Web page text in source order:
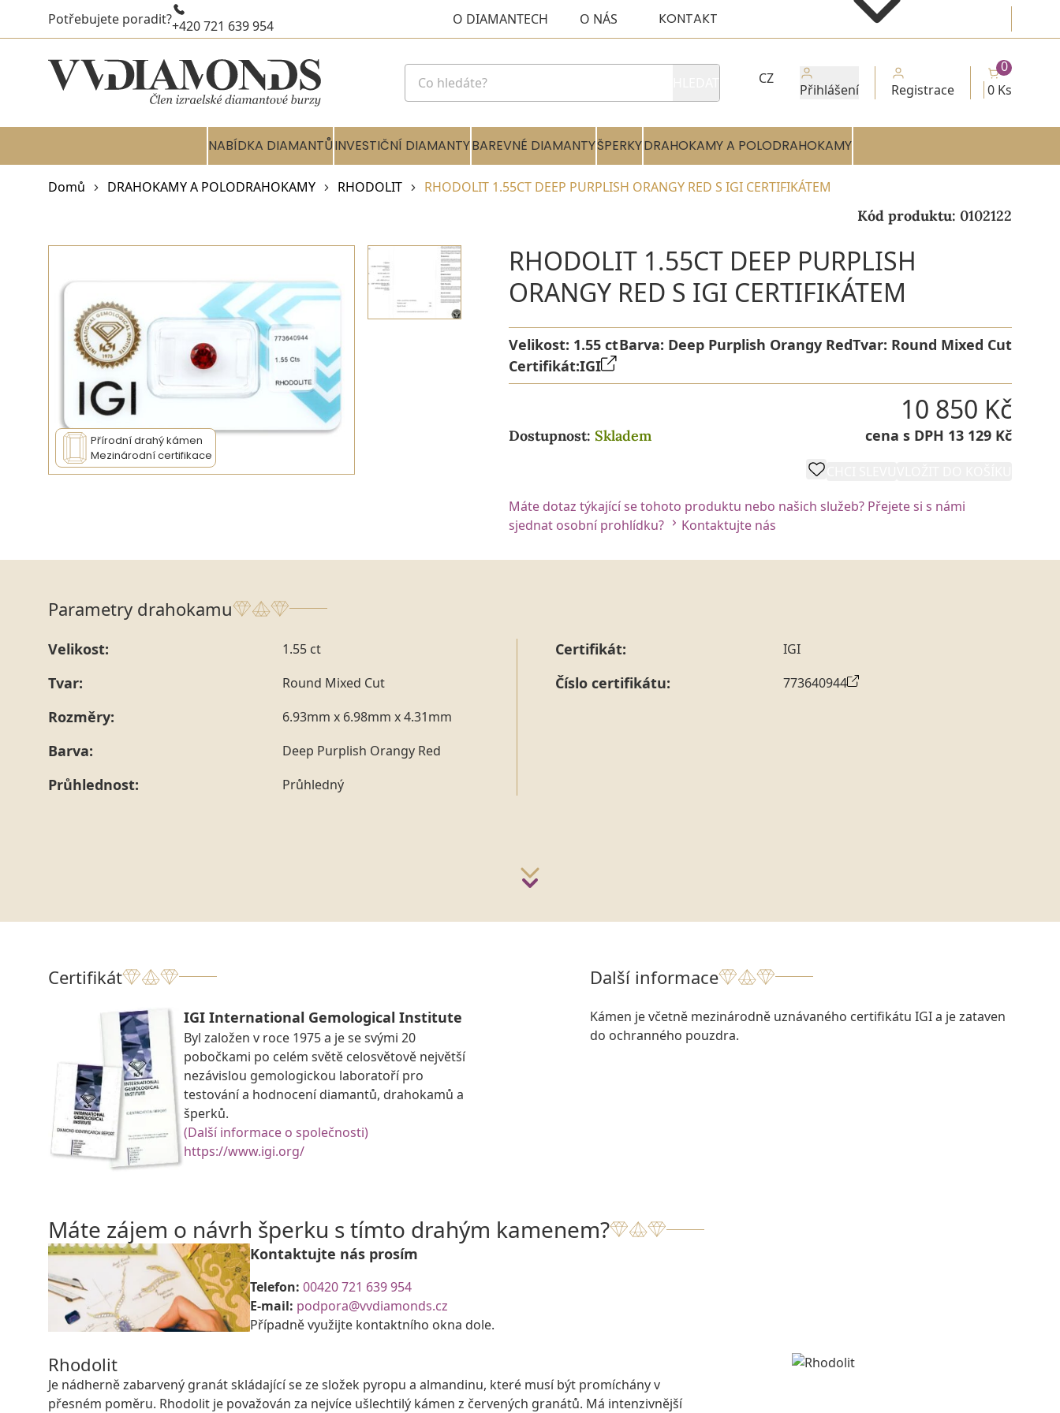
Potřebujete poradit?+420 721 639 954 O DIAMANTECH O NÁS KONTAKT
CZ
Přihlášení Registrace 0 Ks
0
NABÍDKA DIAMANTŮINVESTIČNÍ DIAMANTYBAREVNÉ DIAMANTYŠPERKYDRAHOKAMY A POLODRAHOKAMY
Domů DRAHOKAMY A POLODRAHOKAMY RHODOLIT RHODOLIT 1.55CT DEEP PURPLISH ORANGY RED S IGI CERTIFIKÁTEM
Kód produktu: 0102122
Přírodní drahý kámen
Mezinárodní certifikace
RHODOLIT 1.55CT DEEP PURPLISH
ORANGY RED S IGI CERTIFIKÁTEM
Velikost: 1.55 ctBarva: Deep Purplish Orangy RedTvar: Round Mixed Cut
Certifikát:IGI
Dostupnost: Skladem
10 850 Kč
cena s DPH 13 129 Kč
Máte dotaz týkající se tohoto produktu nebo našich služeb? Přejete si s námi
sjednat osobní prohlídku?
Kontaktujte nás
Parametry drahokamu
Velikost: 1.55 ct
Tvar: Round Mixed Cut
Rozměry: 6.93mm x 6.98mm x 4.31mm
Barva: Deep Purplish Orangy Red
Průhlednost: Průhledný
Certifikát: IGI
Číslo certifikátu: 773640944
Certifikát
IGI International Gemological Institute
Byl založen v roce 1975 a je se svými 20
pobočkami po celém světě celosvětově největší
nezávislou gemologickou laboratoří pro
testování a hodnocení diamantů, drahokamů a
šperků.
(Další informace o společnosti)
https://www.igi.org/
Další informace
Kámen je včetně mezinárodně uznávaného certifikátu IGI a je zataven
do ochranného pouzdra.
Máte zájem o návrh šperku s tímto drahým kamenem?
Kontaktujte nás prosím
Telefon: 00420 721 639 954
E-mail: podpora@vvdiamonds.cz
Případně využijte kontaktního okna dole.
Rhodolit
Je nádherně zabarvený granát skládající se ze složek pyropu a almandinu, které musí být promíchány v
přesném poměru. Rhodolit je považován za nejvíce ušlechtilý kámen z červených granátů. Má intenzivnější